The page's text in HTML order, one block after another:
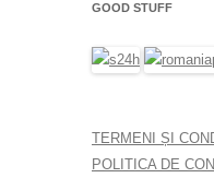
GOOD STUFF
TERMENI ȘI
POLITICA DE